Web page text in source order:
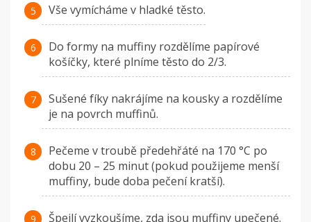
Vše vymícháme v hladké těsto.
Do formy na muffiny rozdělíme papírové
košíčky, které plníme těsto do 2/3.
Sušené fíky nakrájíme na kousky a rozdělíme
je na povrch muffinů.
Pečeme v troubě předehřáté na 170 °C po
dobu 20 – 25 minut (pokud použijeme menší
muffiny, bude doba pečení kratší).
Špejlí vyzkoušíme, zda jsou muffiny upečené.